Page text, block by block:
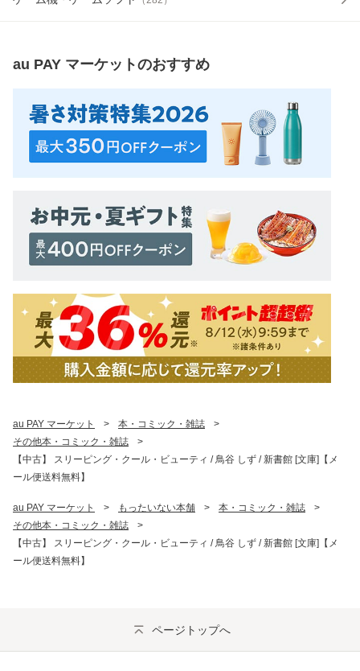
au PAY マーケットのおすすめ
au PAY マーケット > 本・コミック・雑誌
>
その他本・コミック・雑誌
>
【中古】 スリーピング・クール・ビューティ / 鳥谷 しず / 新書館 [文庫]【メ
ール便送料無料】
au PAY マーケット > もったいない本舗 > 本・コミック・雑誌
>
その他本・コミック・雑誌
>
【中古】 スリーピング・クール・ビューティ / 鳥谷 しず / 新書館 [文庫]【メ
ール便送料無料】
ページトップへ